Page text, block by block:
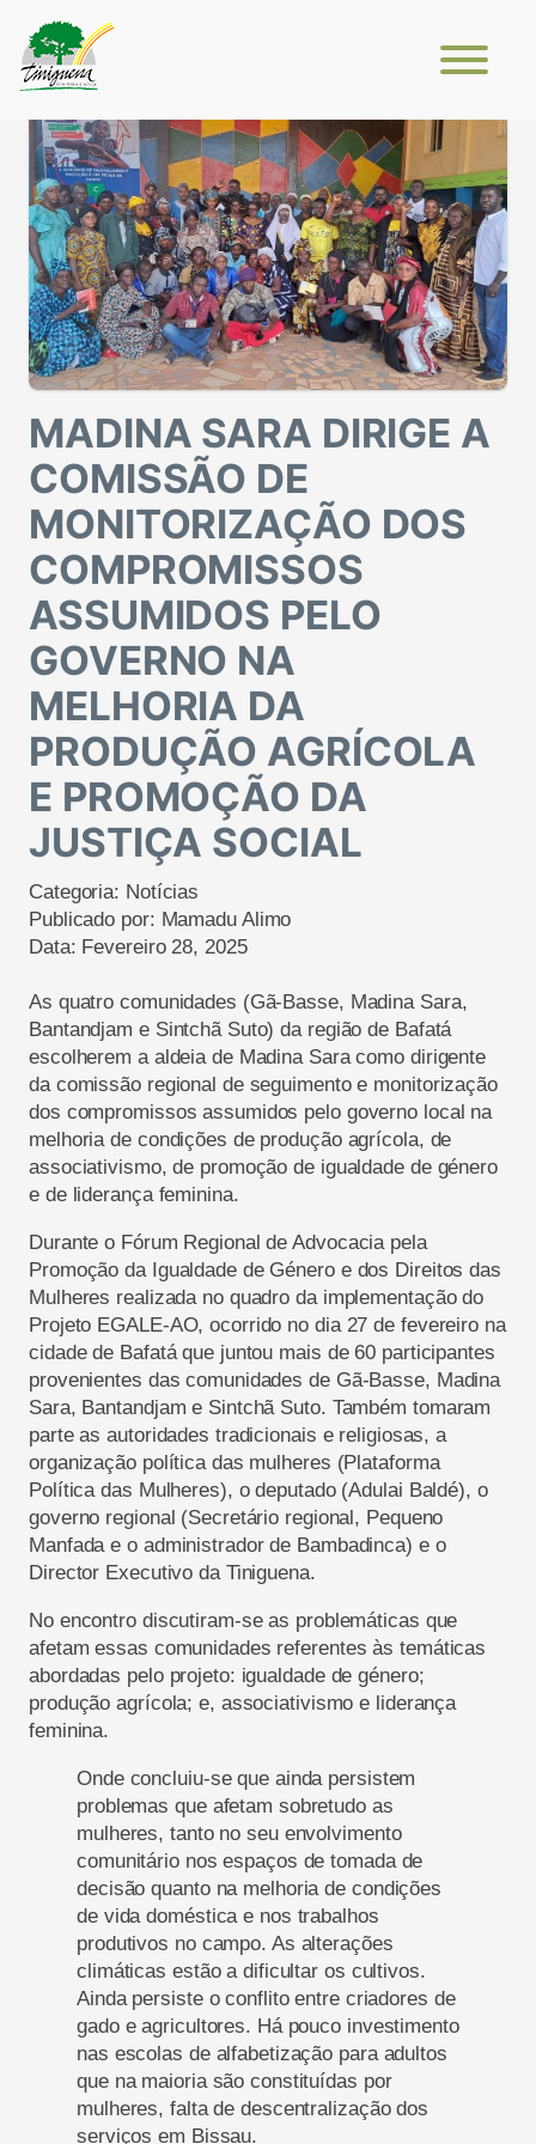
MADINA SARA DIRIGE A
COMISSÃO DE
MONITORIZAÇÃO DOS
COMPROMISSOS
ASSUMIDOS PELO
GOVERNO NA
MELHORIA DA
PRODUÇÃO AGRÍCOLA
E PROMOÇÃO DA
JUSTIÇA SOCIAL
Categoria: Notícias
Publicado por: Mamadu Alimo
Data: Fevereiro 28, 2025
As quatro comunidades (Gã-Basse, Madina Sara,
Bantandjam e Sintchã Suto) da região de Bafatá
escolherem a aldeia de Madina Sara como dirigente
da comissão regional de seguimento e monitorização
dos compromissos assumidos pelo governo local na
melhoria de condições de produção agrícola, de
associativismo, de promoção de igualdade de género
e de liderança feminina.
Durante o Fórum Regional de Advocacia pela
Promoção da Igualdade de Género e dos Direitos das
Mulheres realizada no quadro da implementação do
Projeto EGALE-AO, ocorrido no dia 27 de fevereiro na
cidade de Bafatá que juntou mais de 60 participantes
provenientes das comunidades de Gã-Basse, Madina
Sara, Bantandjam e Sintchã Suto. Também tomaram
parte as autoridades tradicionais e religiosas, a
organização política das mulheres (Plataforma
Política das Mulheres), o deputado (Adulai Baldé), o
governo regional (Secretário regional, Pequeno
Manfada e o administrador de Bambadinca) e o
Director Executivo da Tiniguena.
No encontro discutiram-se as problemáticas que
afetam essas comunidades referentes às temáticas
abordadas pelo projeto: igualdade de género;
produção agrícola; e, associativismo e liderança
feminina.
Onde concluiu-se que ainda persistem
problemas que afetam sobretudo as
mulheres, tanto no seu envolvimento
comunitário nos espaços de tomada de
decisão quanto na melhoria de condições
de vida doméstica e nos trabalhos
produtivos no campo. As alterações
climáticas estão a dificultar os cultivos.
Ainda persiste o conflito entre criadores de
gado e agricultores. Há pouco investimento
nas escolas de alfabetização para adultos
que na maioria são constituídas por
mulheres, falta de descentralização dos
serviços em Bissau.